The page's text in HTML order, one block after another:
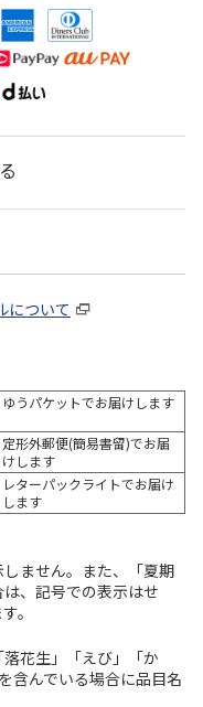
について
ゆうパケットでお届けします
定形外郵便(簡易書留)でお届
けします
レターパックライトでお届け
します
ません。また、「夏期
、記号での表示はせ
。
花生」「えび」「か
含んでいる場合に品目名